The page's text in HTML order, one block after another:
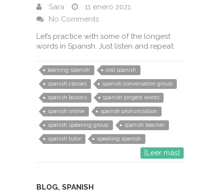
Sara
11 enero 2021
No Comments
Let’s practice with some of the longest
words in Spanish. Just listen and repeat.
learning spanish oral spanish
spanish classes spanish conversation group
spanish lessons spanish longest words
spanish online spanish pronunciation
spanish speaking group spanish teacher
spanish tutor speaking spanish
[Leer más]
BLOG, SPANISH